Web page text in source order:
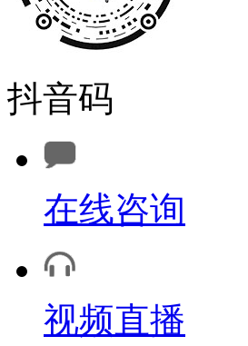
抖音码
在线咨询
视频直播